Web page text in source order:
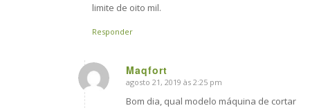
limite de oito mil.
Responder
Maqfort
says:
agosto 21, 2019 às 2:25 pm
Bom dia, qual modelo máquina de cortar